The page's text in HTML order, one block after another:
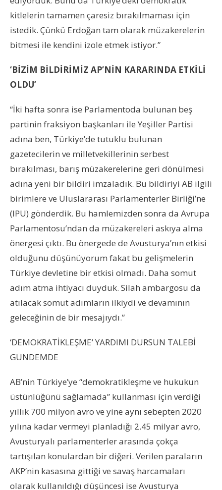
kitlelerin tamamen çaresiz bırakılmaması için
istedik. Çünkü Erdoğan tam olarak müzakerelerin
bitmesi ile kendini izole etmek istiyor.”
‘BİZİM BİLDİRİMİZ AP’NİN KARARINDA ETKİLİ
OLDU’
“İki hafta sonra ise Parlamentoda bulunan beş
partinin fraksiyon başkanları ile Yeşiller Partisi
adına ben, Türkiye’de tutuklu bulunan
gazetecilerin ve milletvekillerinin serbest
bırakılması, barış müzakerelerine geri dönülmesi
adına yeni bir bildiri imzaladık. Bu bildiriyi AB ilgili
birimlere ve Uluslararası Parlamenterler Birliği’ne
(IPU) gönderdik. Bu hamlemizden sonra da Avrupa
Parlamentosu’ndan da müzakereleri askıya alma
önergesi çıktı. Bu önergede de Avusturya’nın etkisi
olduğunu düşünüyorum fakat bu gelişmelerin
Türkiye devletine bir etkisi olmadı. Daha somut
adım atma ihtiyacı duyduk. Silah ambargosu da
atılacak somut adımların ilkiydi ve devamının
geleceğinin de bir mesajıydı.”
‘DEMOKRATİKLEŞME’ YARDIMI DURSUN TALEBİ
GÜNDEMDE
AB’nin Türkiye’ye “demokratikleşme ve hukukun
üstünlüğünü sağlamada” kullanması için verdiği
yıllık 700 milyon avro ve yine aynı sebepten 2020
yılına kadar vermeyi planladığı 2.45 milyar avro,
Avusturyalı parlamenterler arasında çokça
tartışılan konulardan bir diğeri. Verilen paraların
AKP’nin kasasına gittiği ve savaş harcamaları
olarak kullanıldığı düşüncesi ise Avusturya